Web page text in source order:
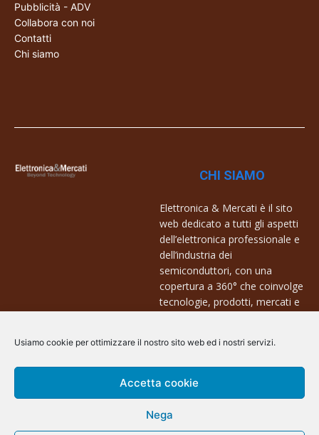
Usiamo cookie per ottimizzare il nostro sito web ed i nostri servizi.
Accetta cookie
Nega
Pubblicità - ADV
Collabora con noi
Contatti
Chi siamo
CHI SIAMO
Elettronica & Mercati è il sito
web dedicato a tutti gli aspetti
dell’elettronica professionale e
dell’industria dei
semiconduttori, con una
copertura a 360° che coinvolge
tecnologie, prodotti, mercati e
Contatti:
info@arscommunication.it